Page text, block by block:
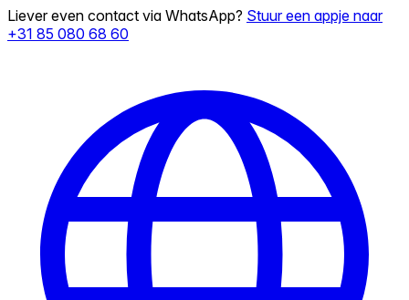
Liever even contact via WhatsApp? Stuur een appje naar
+31 85 080 68 60